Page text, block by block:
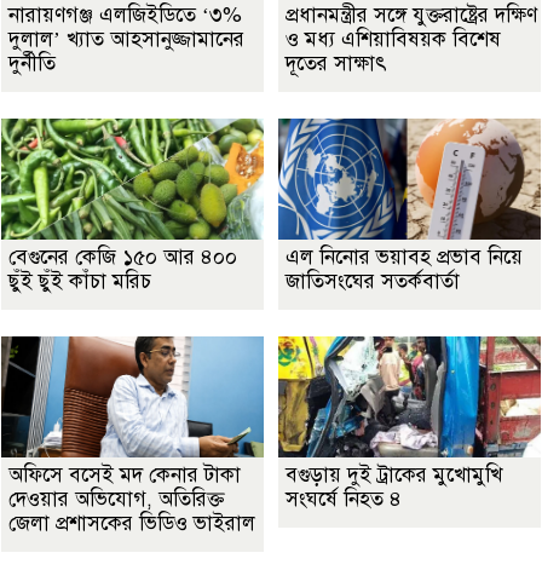
নারায়ণগঞ্জ এলজিইডিতে ‘৩%
দুলাল’ খ্যাত আহসানুজ্জামানের
দুর্নীতি
প্রধানমন্ত্রীর সঙ্গে যুক্তরাষ্ট্রের দক্ষিণ
ও মধ্য এশিয়াবিষয়ক বিশেষ
দূতের সাক্ষাৎ
বেগুনের কেজি ১৫০ আর ৪০০
ছুঁই ছুঁই কাঁচা মরিচ
এল নিনোর ভয়াবহ প্রভাব নিয়ে
জাতিসংঘের সতর্কবার্তা
অফিসে বসেই মদ কেনার টাকা
দেওয়ার অভিযোগ, অতিরিক্ত
জেলা প্রশাসকের ভিডিও ভাইরাল
বগুড়ায় দুই ট্রাকের মুখোমুখি
সংঘর্ষে নিহত ৪